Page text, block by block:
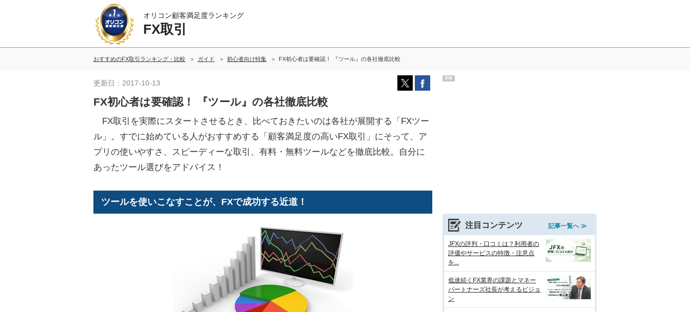
オリコン顧客満足度ランキング
FX取引
おすすめのFX取引ランキング・比較 ガイド 初心者向け特集 FX初心者は要確認！ 『ツール』の各社徹底比較
更新日：2017-10-13
FX初心者は要確認！ 『ツール』の各社徹底比較
FX取引を実際にスタートさせるとき、比べておきたいのは各社が展開する「FXツー
ル」。すでに始めている人がおすすめする「顧客満足度の高いFX取引」にそって、ア
プリの使いやすさ、スピーディーな取引、有料・無料ツールなどを徹底比較。自分に
あったツール選びをアドバイス！
ツールを使いこなすことが、FXで成功する近道！
PR
注目コンテンツ 記事一覧へ ≫
JFXの評判・口コミは？利用者の
評価やサービスの特徴・注意点
を...
低迷続くFX業界の課題とマネー
パートナーズ社長が考えるビジョ
ン